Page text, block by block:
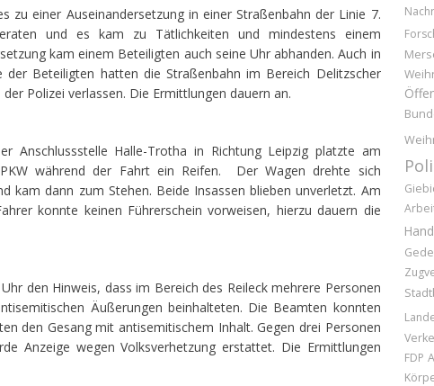
zu einer Auseinandersetzung in einer Straßenbahn der Linie 7.
und es kam zu Tätlichkeiten und mindestens einem
kam einem Beteiligten auch seine Uhr abhanden. Auch in
der Beteiligten hatten die Straßenbahn im Bereich Delitzscher
Polizei verlassen. Die Ermittlungen dauern an.
Anschlussstelle Halle-Trotha in Richtung Leipzig platzte am
während der Fahrt ein Reifen. Der Wagen drehte sich
kam dann zum Stehen. Beide Insassen blieben unverletzt. Am
konnte keinen Führerschein vorweisen, hierzu dauern die
den Hinweis, dass im Bereich des Reileck mehrere Personen
Äußerungen beinhalteten. Die Beamten konnten
den Gesang mit antisemitischem Inhalt. Gegen drei Personen
Anzeige wegen Volksverhetzung erstattet. Die Ermittlungen
FDP